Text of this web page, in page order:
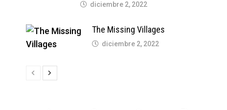
diciembre 2, 2022
The Missing Villages
diciembre 2, 2022